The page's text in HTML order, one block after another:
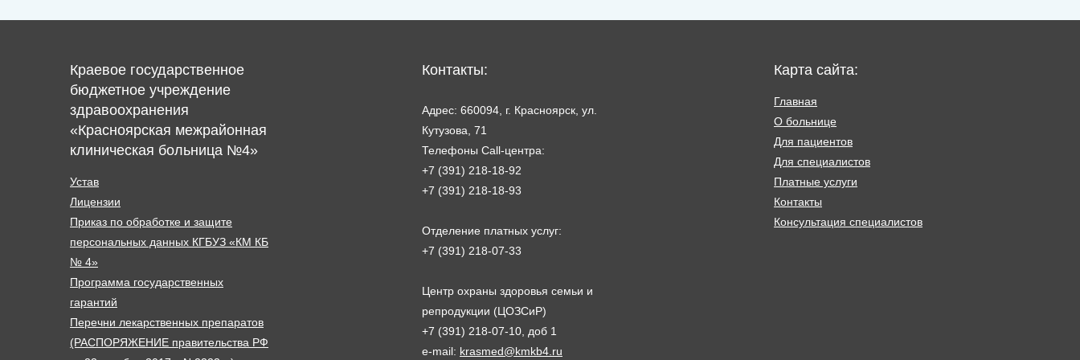
Краевое государственное
бюджетное учреждение
здравоохранения
«Красноярская межрайонная
клиническая больница №4»
Устав
Лицензии
Приказ по обработке и защите
персональных данных КГБУЗ «КМ КБ
№ 4»
Программа государственных
гарантий
Перечни лекарственных препаратов
(РАСПОРЯЖЕНИЕ правительства РФ
Контакты:
Адрес: 660094, г. Красноярск, ул.
Кутузова, 71
Телефоны Call-центра:
+7 (391) 218-18-92
+7 (391) 218-18-93
Отделение платных услуг:
+7 (391) 218-07-33
Центр охраны здоровья семьи и
репродукции (ЦОЗСиР)
+7 (391) 218-07-10, доб 1
e-mail: krasmed@kmkb4.ru
Карта сайта:
Главная
О больнице
Для пациентов
Для специалистов
Платные услуги
Контакты
Консультация специалистов